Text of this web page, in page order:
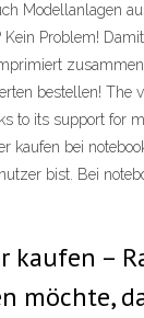
Modellanlagen
Problem!
bestellen!
to its support
bei
bist. Bei
kaufen –